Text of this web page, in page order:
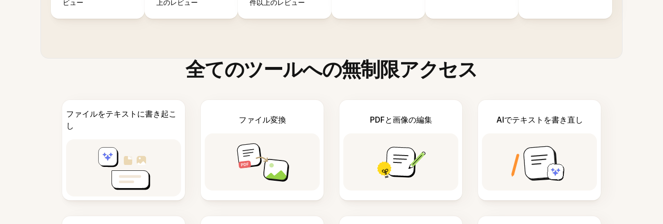
ビュー
上のレビュー
件以上のレビュー
全てのツールへの無制限アクセス
ファイルをテキストに書き起こ
し
ファイル変換 PDFと画像の編集 AIでテキストを書き直し